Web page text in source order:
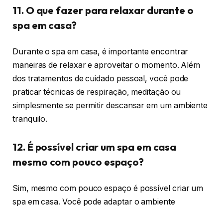
11. O que fazer para relaxar durante o
spa em casa?
Durante o spa em casa, é importante encontrar
maneiras de relaxar e aproveitar o momento. Além
dos tratamentos de cuidado pessoal, você pode
praticar técnicas de respiração, meditação ou
simplesmente se permitir descansar em um ambiente
tranquilo.
12. É possível criar um spa em casa
mesmo com pouco espaço?
Sim, mesmo com pouco espaço é possível criar um
spa em casa. Você pode adaptar o ambiente